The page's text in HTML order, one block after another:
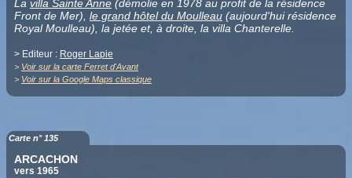
La villa Sainte Anne (démolie en 1978 au profit de la résidence
Front de Mer), le grand hôtel du Moulleau (aujourd'hui résidence
Royal Moulleau), la jetée et, à droite, la villa Chanterelle.
> Editeur : Roger Lapie
> Voir sur la carte Ferret d'Avant
> Voir sur la Google Maps classique
Carte n° 135
ARCACHON
vers 1965